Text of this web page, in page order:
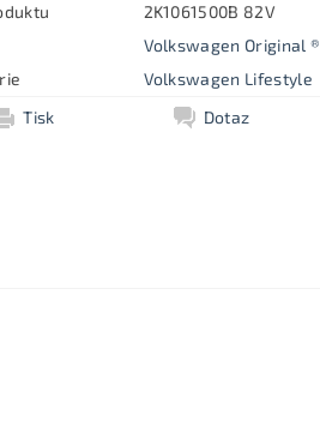
2K1061500B 82V
Volkswagen Original ®
Volkswagen Lifestyle
Tisk
Dotaz